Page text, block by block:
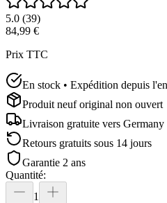
5.0 (39)
84,99 €
Prix TTC
En stock • Expédition depuis
Produit neuf original non ouvert
Livraison gratuite vers Germany
Retours gratuits sous 14 jours
Garantie 2 ans
Quantité:
1